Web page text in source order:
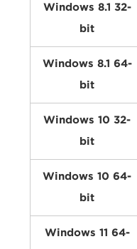
Windows 8.1 32-
bit
Windows 8.1 64-
bit
Windows 10 32-
bit
Windows 10 64-
bit
Windows 11 64-